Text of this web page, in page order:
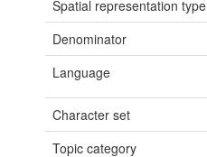
Spatial representation type
Denominator
Language
Character set
Topic category